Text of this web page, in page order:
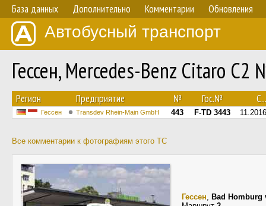
База данных Дополнительно Комментарии Обновления
Автобусный транспорт
Гессен, Mercedes-Benz Citaro
Регион Предприятие № Гос.№ С...
Гессен Transdev Rhein-Main GmbH 443 F-TD 3443 11.2016
Все комментарии к фотографиям этого ТС
Гессен, Bad Homburg